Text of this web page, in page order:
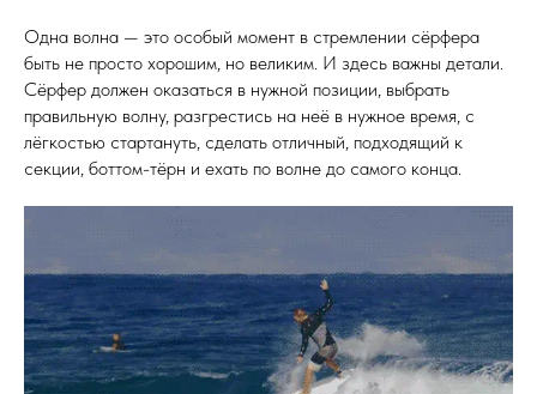
Одна волна — это особый момент в стремлении сёрфера
быть не просто хорошим, но великим. И здесь важны детали.
Сёрфер должен оказаться в нужной позиции, выбрать
правильную волну, разгрестись на неё в нужное время, с
лёгкостью стартануть, сделать отличный, подходящий к
секции, боттом-тёрн и ехать по волне до самого конца.